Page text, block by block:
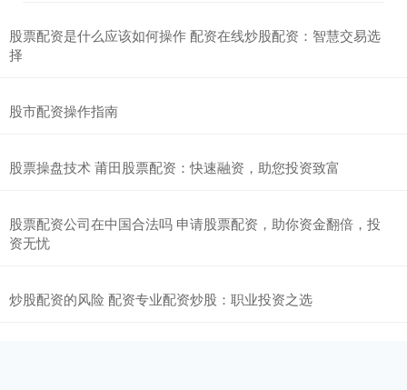
股票配资是什么应该如何操作 配资在线炒股配资：智慧交易选
择
股市配资操作指南
股票操盘技术 莆田股票配资：快速融资，助您投资致富
股票配资公司在中国合法吗 申请股票配资，助你资金翻倍，投
资无忧
炒股配资的风险 配资专业配资炒股：职业投资之选